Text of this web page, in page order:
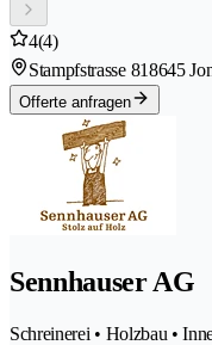
4(4)
Stampfstrasse 818645
Offerte anfragen
Sennhauser AG
Schreinerei • Holzbau •